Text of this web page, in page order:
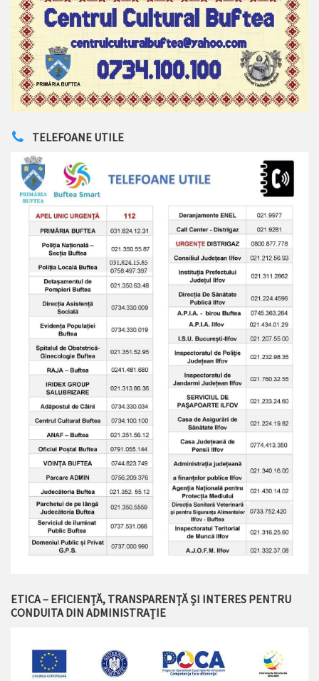
TELEFOANE UTILE
ETICA – EFICIENȚĂ, TRANSPARENȚĂ ȘI INTERES PENTRU
CONDUITA DIN ADMINISTRAȚIE